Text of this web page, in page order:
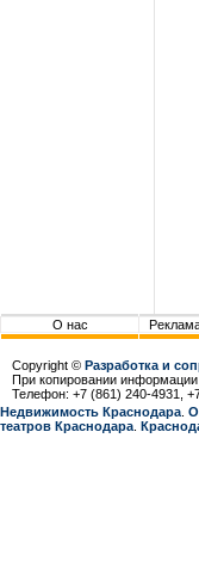
О нас
Copyright © Разработка и
При копировании
Телефон: +7 (861) 240-4931,
Недвижимость Краснодара
театров Краснодара